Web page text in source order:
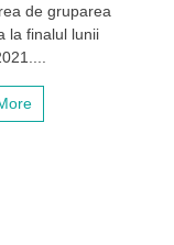
puteade gruparea
la finalul lunii